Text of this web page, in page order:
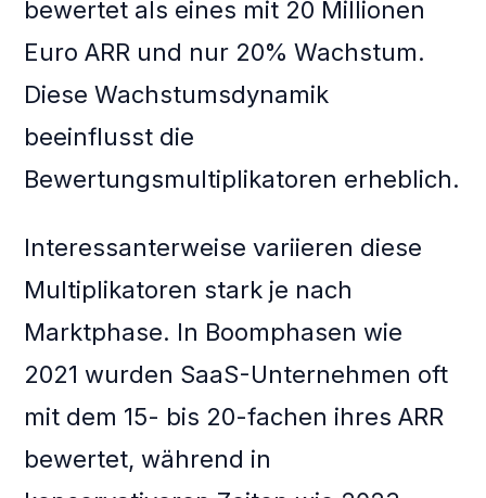
bewertet als eines mit 20 Millionen
Euro ARR und nur 20% Wachstum.
Diese Wachstumsdynamik
beeinflusst die
Bewertungsmultiplikatoren erheblich.
Interessanterweise variieren diese
Multiplikatoren stark je nach
Marktphase. In Boomphasen wie
2021 wurden SaaS-Unternehmen oft
mit dem 15- bis 20-fachen ihres ARR
bewertet, während in